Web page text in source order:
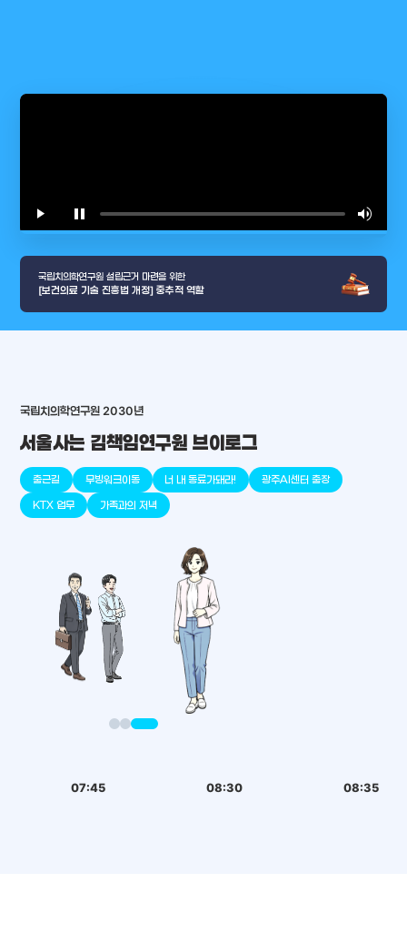
충청남도place
place
place place
place place
play_arrow pause volume_up
국립치의학연구원 설립근거 마련을 위한
[보건의료 기술 진흥법 개정] 중추적 역할
국립치의학연구원 2030년
서울사는 김책임연구원 브이로그
출근길 무빙워크이동 너 내 동료가돼라! 광주AI센터 출장
KTX 업무 가족과의 저녁
07:45 08:30 08:35